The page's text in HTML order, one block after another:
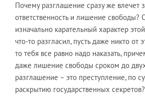
Почему разглашение сразу же влечет
ответственность и лишение свободы?
изначально карательный характер
что-то разгласил, пусть даже никто от
то тебя все равно надо наказать,
даже лишение свободы сроком до
разглашение – это преступление, по
раскрытию государственных секретов?